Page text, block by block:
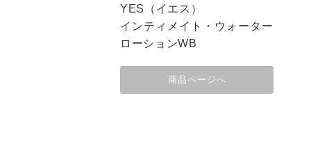
YES（イエス）
インティメイト・ウォーター
ローションWB
商品ページへ